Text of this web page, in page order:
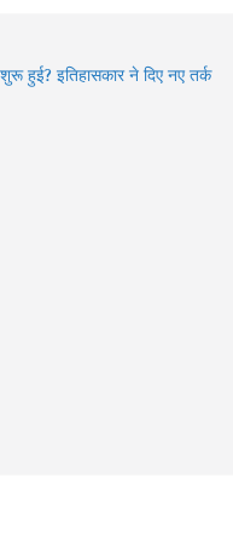
चमत्कार! इन 8 भक्तों की कहानियां